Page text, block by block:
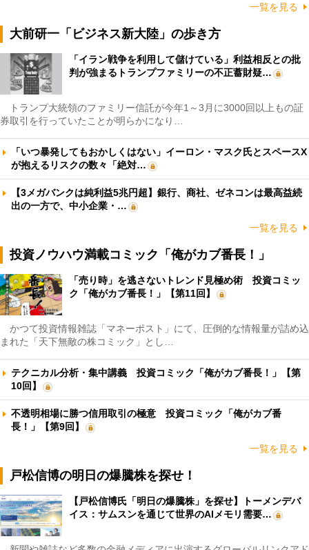
一覧を見る
大前研一「ビジネス新大陸」の歩き方
「イラン戦争を利用して儲けている」利益相反との批
判が強まるトランプファミリーの不正蓄財疑…
トランプ大統領のファミリー信託が今年1～3月に3000回以上もの証
券取引を行っていたことが明らかになり…
「いつ暴発してもおかしくはない」イーロン・マスク氏とスペースX
が抱えるリスクの数々「絶対…
【3メガバンクは純利益5兆円超】銀行、商社、ゼネコンは最高益続
出の一方で、中小企業・…
一覧を見る
投資ノウハウ満載コミック「俺がカブ番長！」
「売り時」を逃さないトレンド見極め術 投資コミッ
ク「俺がカブ番長！」【第11回】
かつて投資情報雑誌「マネーポスト」にて、圧倒的な情報量が詰め込
まれた「天下無敵の株コミック」とし…
テクニカル分析・集中講義 投資コミック「俺がカブ番長！」【第
10回】
不透明相場に勝つ信用取引の極意 投資コミック「俺がカブ番
長！」【第9回】
一覧を見る
戸松信博の明日の爆騰株を探せ！
【戸松信博氏「明日の爆騰株」を探せ】トーメンデバ
イス：サムスンを通じて世界のAIメモリ需要…